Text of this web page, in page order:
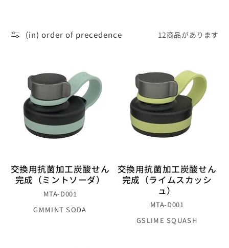
ョ
:
(in) order of precedence 12商品があります
交換用抗菌加工炭酸せん
完成（ミントソーダ）
MTA-D001
GMMINT SODA
交換用抗菌加工炭酸せん
完成（ライムスカッシ
ュ）
MTA-D001
GSLIME SQUASH